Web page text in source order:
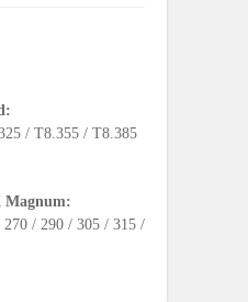
/ T8.355 / T8.385
Magnum:
/ 290 / 305 / 315 /